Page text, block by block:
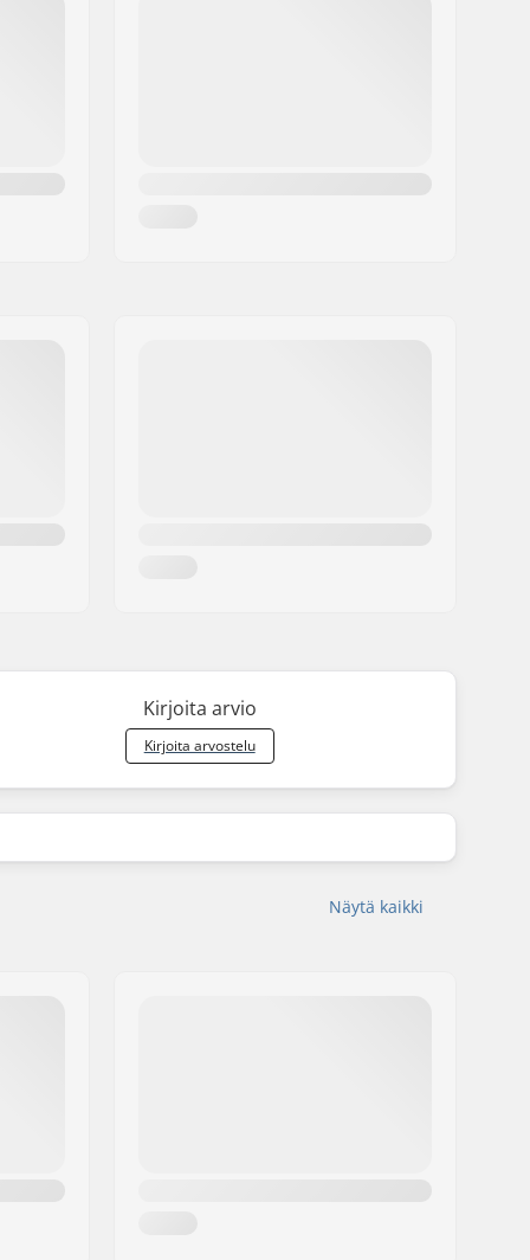
Kirjoita arvio
Kirjoita arvostelu
Näytä kaikki